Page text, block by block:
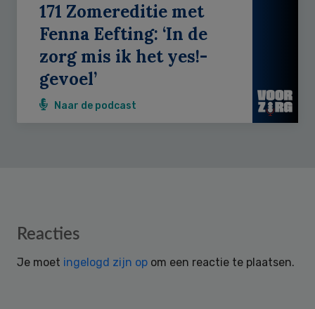
171 Zomereditie met
Fenna Eefting: ‘In de
zorg mis ik het yes!-
gevoel’
Naar de podcast
Reader
Reacties
Je moet ingelogd zijn op om een reactie te plaatsen.